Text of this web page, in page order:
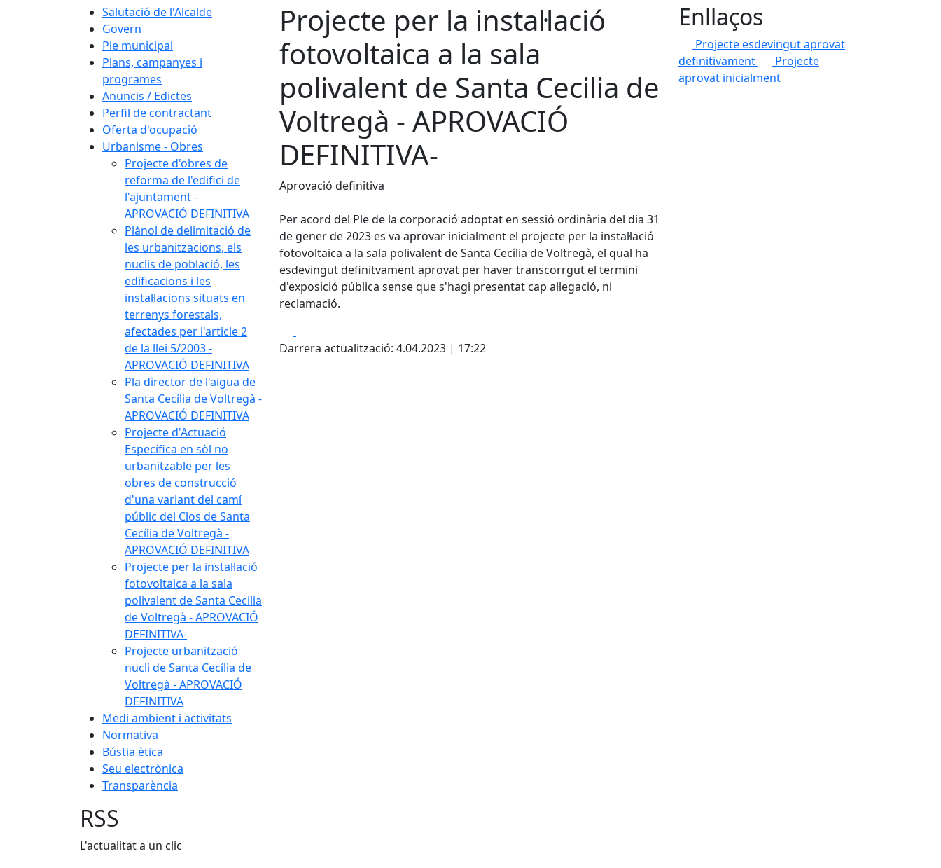
Salutació de l'Alcalde
Govern
Ple municipal
Plans, campanyes i
programes
Anuncis / Edictes
Perfil de contractant
Oferta d'ocupació
Urbanisme - Obres
Projecte d'obres de
reforma de l'edifici de
l'ajuntament -
APROVACIÓ DEFINITIVA
Plànol de delimitació de
les urbanitzacions, els
nuclis de població, les
edificacions i les
instal·lacions situats en
terrenys forestals,
afectades per l'article 2
de la llei 5/2003 -
APROVACIÓ DEFINITIVA
Pla director de l'aigua de
Santa Cecília de Voltregà -
APROVACIÓ DEFINITIVA
Projecte d'Actuació
Específica en sòl no
urbanitzable per les
obres de construcció
d'una variant del camí
públic del Clos de Santa
Cecília de Voltregà -
APROVACIÓ DEFINITIVA
Projecte per la instal·lació
fotovoltaica a la sala
polivalent de Santa Cecilia
de Voltregà - APROVACIÓ
DEFINITIVA-
Projecte urbanització
nucli de Santa Cecília de
Voltregà - APROVACIÓ
DEFINITIVA
Medi ambient i activitats
Normativa
Bústia ètica
Seu electrònica
Transparència
Projecte per la instal·lació
fotovoltaica a la sala
polivalent de Santa Cecilia de
Voltregà - APROVACIÓ
DEFINITIVA-
Aprovació definitiva
Per acord del Ple de la corporació adoptat en sessió ordinària del dia 31
de gener de 2023 es va aprovar inicialment el projecte per la instal·lació
fotovoltaica a la sala polivalent de Santa Cecília de Voltregà, el qual ha
esdevingut definitvament aprovat per haver transcorrgut el termini
d'exposició pública sense que s'hagi presentat cap al·legació, ni
reclamació.
Darrera actualització: 4.04.2023 | 17:22
Enllaços
Projecte esdevingut aprovat
definitivament
Projecte
aprovat inicialment
RSS
L'actualitat a un clic